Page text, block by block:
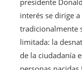
presidente
interés se dirige
tradicionalmente
limitada: la
de la ciudadanía